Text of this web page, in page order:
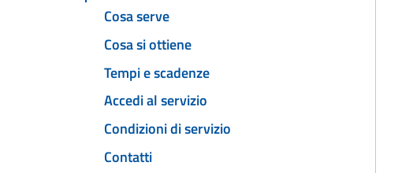
Cosa serve
Cosa si ottiene
Tempi e scadenze
Accedi al servizio
Condizioni di servizio
Contatti